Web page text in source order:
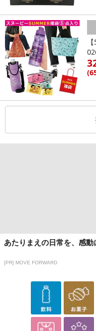
配送伝票番号がマイページ
めご了承ください。
発送日カレンダー
あたりまえの日常を、感動
[PR] MOVE FORWARD